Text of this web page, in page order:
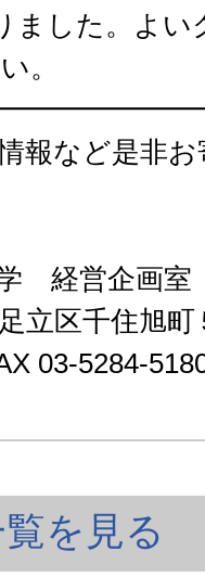
ました。よい
。
報など是非
学 経営企画
立区千住旭
03-5284-
を見る